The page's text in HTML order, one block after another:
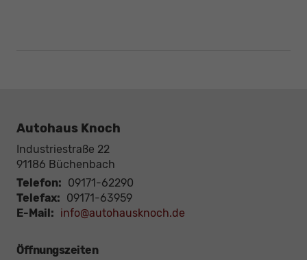
Autohaus Knoch
Industriestraße 22
91186 Büchenbach
Telefon: 09171-62290
Telefax: 09171-63959
E-Mail: info@autohausknoch.de
Öffnungszeiten